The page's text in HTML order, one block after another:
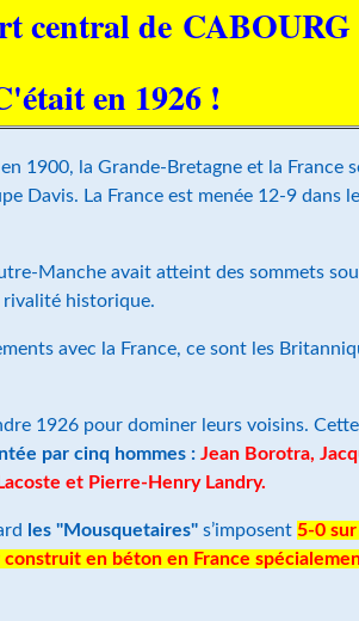
central de CABOURG
en 1926 !
1900, la Grande-Bretagne et la France
Davis. La France est menée 12-9 dans
Manche avait atteint des sommets
rivalité historique.
avec la France, ce sont les
1926 pour dominer leurs voisins.
par cinq hommes : Jean Borotra,
et Pierre-Henry Landry.
les "Mousquetaires" s’imposent 5-0
en béton en France